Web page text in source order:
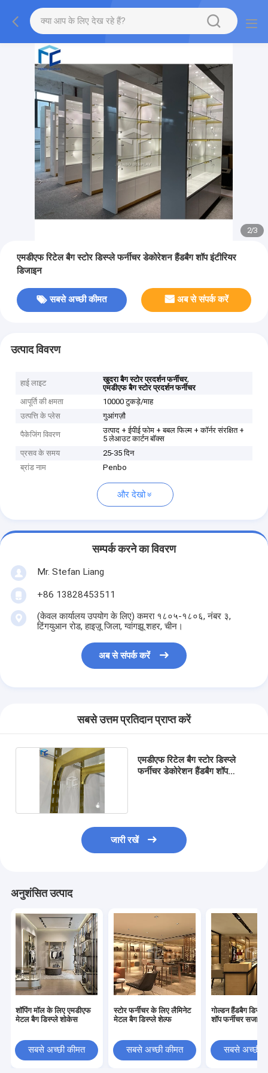
2/3
एमडीएफ रिटेल बैग स्टोर डिस्प्ले फर्नीचर डेकोरेशन हैंडबैग शॉप इंटीरियर
डिजाइन
सबसे अच्छी कीमत अब से संपर्क करें
उत्पाद विवरण
हाई लाइट खुदरा बैग स्टोर प्रदर्शन फर्नीचर,
एमडीएफ बैग स्टोर प्रदर्शन फर्नीचर
आपूर्ति की क्षमता
10000 टुकड़े/माह
उत्पत्ति के प्लेस
गुआंगज़ौ
पैकेजिंग विवरण
उत्पाद + ईपीई फोम + बबल फिल्म + कॉर्नर संरक्षित +
5 लेआउट कार्टन बॉक्स
प्रसव के समय
25-35 दिन
ब्रांड नाम
Penbo
और देखो
सम्पर्क करने का विवरण
Mr. Stefan Liang
+86 13828453511
(केवल कार्यालय उपयोग के लिए) कमरा १८०५-१८०६, नंबर ३,
टिंगयुआन रोड, हाइज़ू जिला, ग्वांगझू शहर, चीन।
अब से संपर्क करें
सबसे उत्तम प्रतिदान प्राप्त करें
एमडीएफ रिटेल बैग स्टोर डिस्प्ले
फर्नीचर डेकोरेशन हैंडबैग शॉप
जारी रखें
अनुशंसित उत्पाद
शॉपिंग मॉल के लिए एमडीएफ
मेटल बैग डिस्प्ले शोकेस
सबसे अच्छी कीमत
स्टोर फर्नीचर के लिए लैमिनेट
मेटल बैग डिस्प्ले शेल्फ
सबसे अच्छी कीमत
गोल्डन हैंडबैग
शॉप फर्नीचर सजावट
सबसे अच्छी